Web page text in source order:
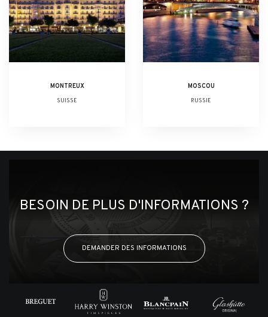
MONTREUX
SUISSE
MOSCOU
RUSSIE
BESOIN DE PLUS D'INFORMATIONS ?
DEMANDER DES INFORMATIONS